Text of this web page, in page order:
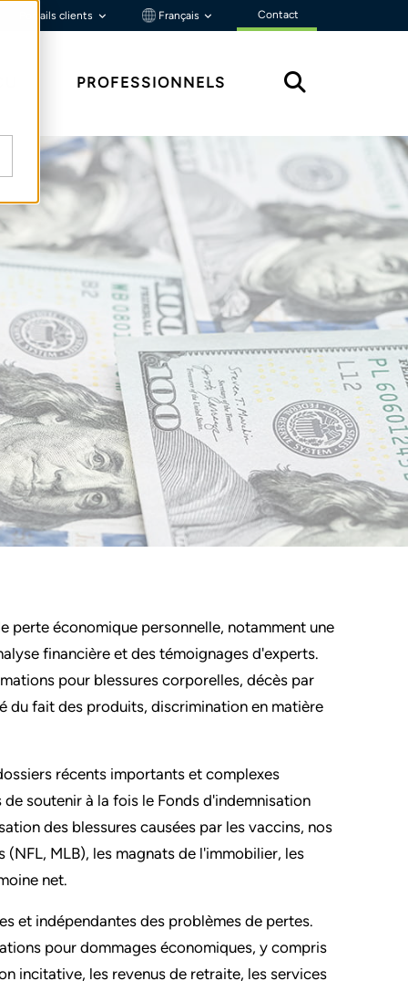
Portails clients Français Contact
PROFESSIONNELS
perte économique personnelle, notamment une
financière et des témoignages d'experts.
pour blessures corporelles, décès par
du fait des produits, discrimination en matière
récents importants et complexes
soutenir à la fois le Fonds d'indemnisation
des blessures causées par les vaccins, nos
MLB), les magnats de l'immobilier, les
net.
et indépendantes des problèmes de pertes.
pour dommages économiques, y compris
incitative, les revenus de retraite, les services